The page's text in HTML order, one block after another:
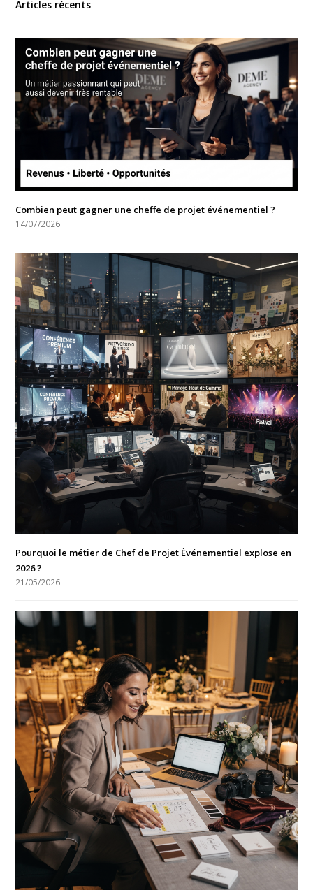
Articles récents
Combien peut gagner une cheffe de projet événementiel ?
14/07/2026
Pourquoi le métier de Chef de Projet Événementiel explose en
2026 ?
21/05/2026